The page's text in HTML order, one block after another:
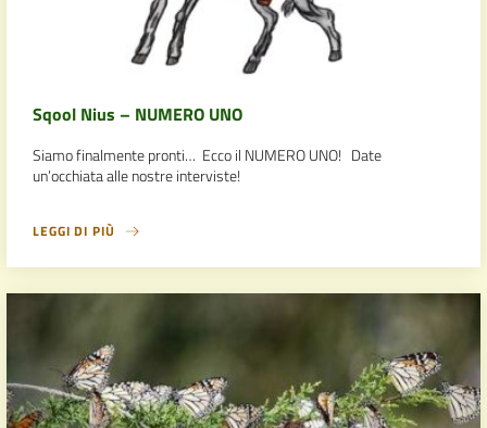
Sqool Nius – NUMERO UNO
Siamo finalmente pronti… Ecco il NUMERO UNO! Date
un’occhiata alle nostre interviste!
LEGGI DI PIÙ